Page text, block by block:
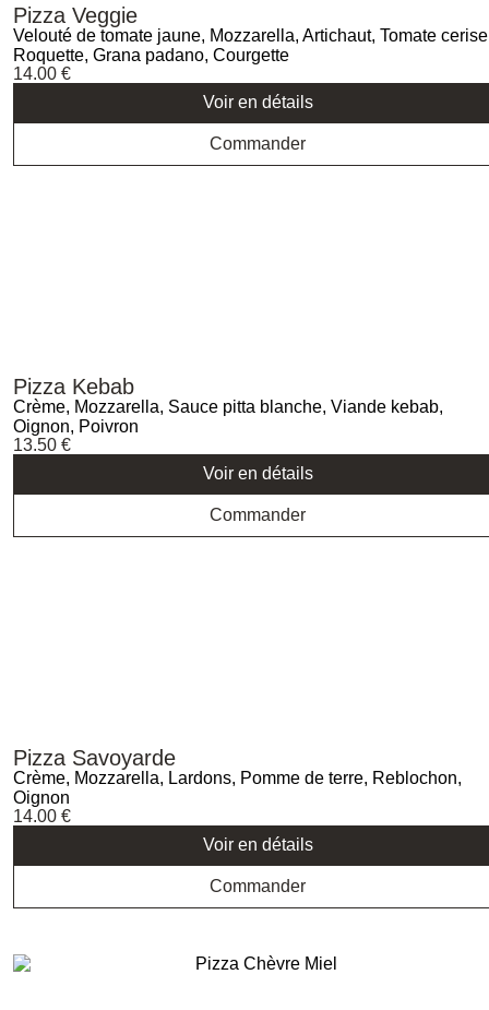
Pizza Veggie
Velouté de tomate jaune, Mozzarella, Artichaut, Tomate
Roquette, Grana padano, Courgette
14.00 €
Voir en détails
Commander
Pizza Kebab
Crème, Mozzarella, Sauce pitta blanche, Viande kebab,
Oignon, Poivron
13.50 €
Voir en détails
Commander
Pizza Savoyarde
Crème, Mozzarella, Lardons, Pomme de terre, Reblochon,
Oignon
14.00 €
Voir en détails
Commander